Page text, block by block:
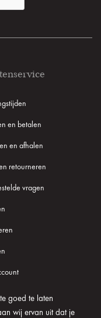
goed te laten
wij ervan uit dat je
en betalen
en afhalen
retourneren
vragen